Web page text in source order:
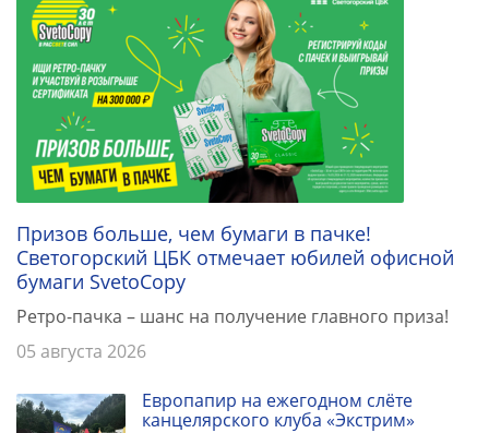
Призов больше, чем бумаги в пачке!
Светогорский ЦБК отмечает юбилей офисной
бумаги SvetoCopy
Ретро-пачка – шанс на получение главного приза!
05 августа 2026
Европапир на ежегодном слёте
канцелярского клуба «Экстрим»